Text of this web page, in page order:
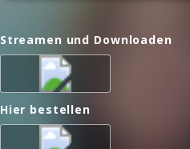
Streamen und Downloaden
Hier bestellen